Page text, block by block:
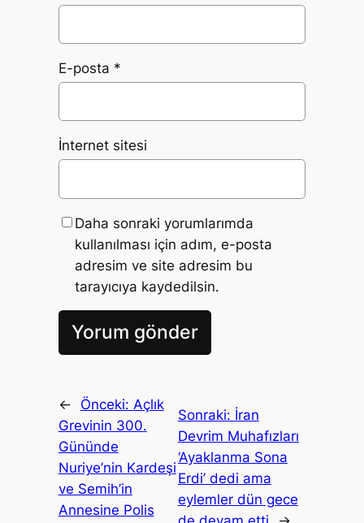
E-posta *
İnternet sitesi
Daha sonraki yorumlarımda
kullanılması için adım, e-posta
adresim ve site adresim bu
tarayıcıya kaydedilsin.
← Önceki: Açlık
Grevinin 300.
Gününde
Nuriye’nin Kardeşi
ve Semih’in
Annesine Polis
Sonraki: İran
Devrim Muhafızları
‘Ayaklanma Sona
Erdi’ dedi ama
eylemler dün gece